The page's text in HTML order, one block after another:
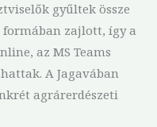
gyűltek össze
formában zajlott, így a
az MS Teams
A Jagavában
agrárerdészeti